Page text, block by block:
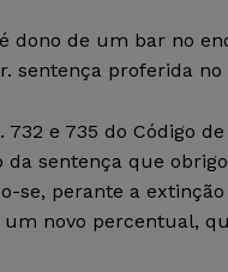
dono de um bar no
sentença proferida
e 735 do Código
sentença que
se, perante a
novo percentual,